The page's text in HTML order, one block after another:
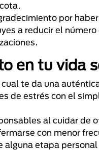
por
a reducir el
en tu vida
te da una
de estrés con el
al cuidar de
con menor
alguna etapa